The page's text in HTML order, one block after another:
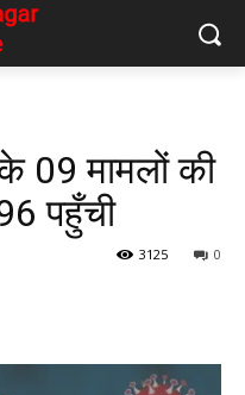
09 मामलों की
पहुँची
0
3125